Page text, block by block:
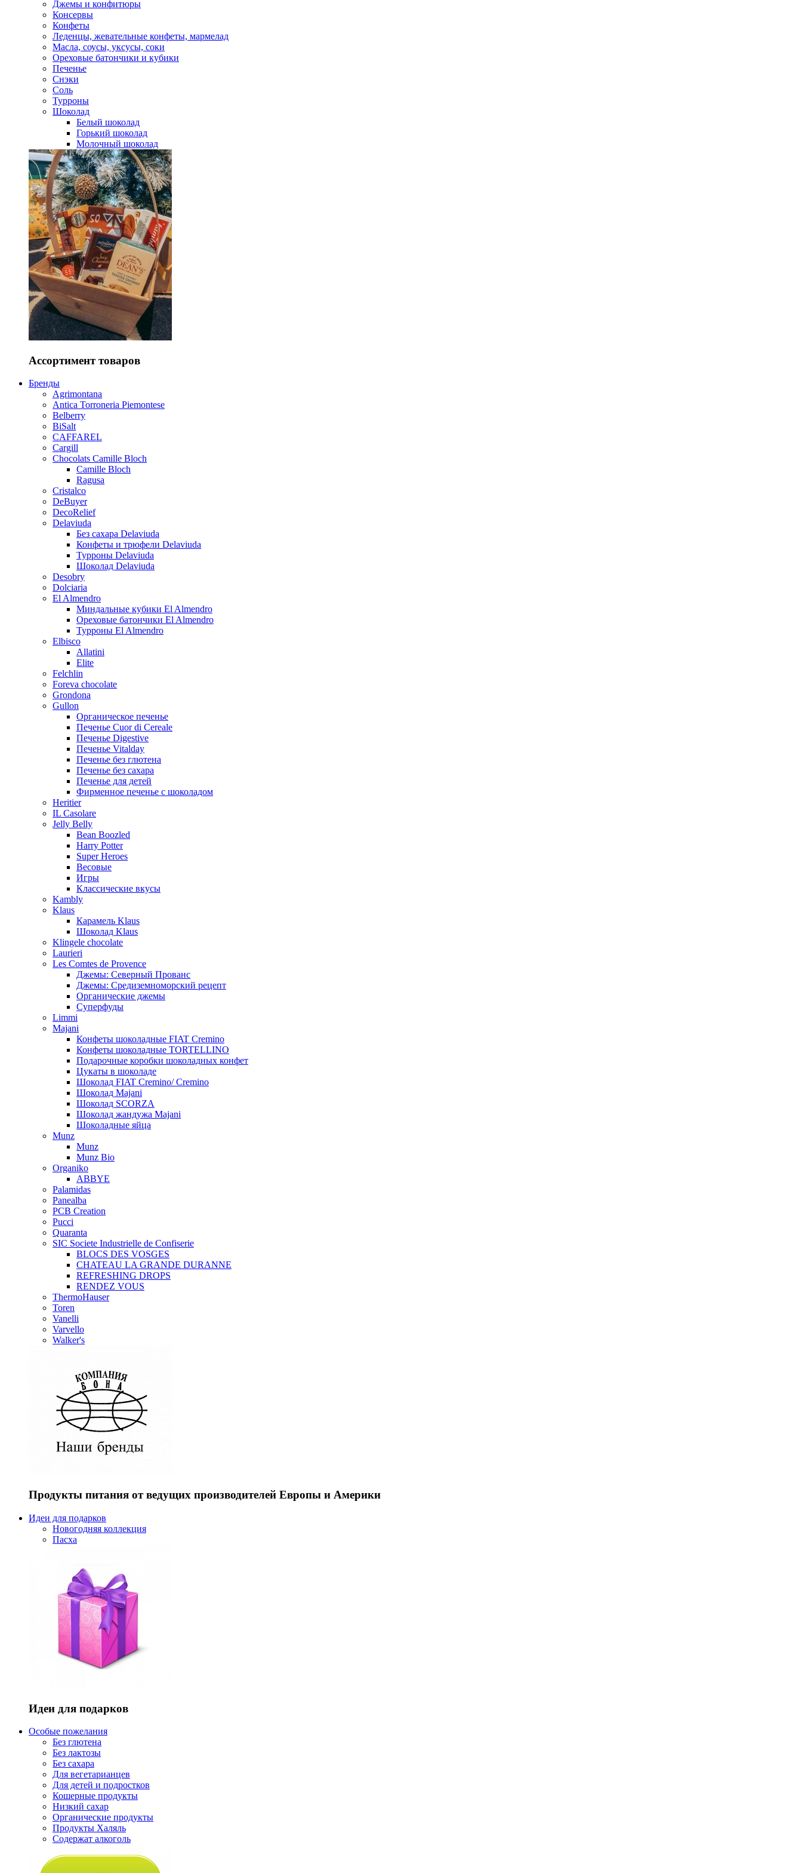
Джемы и конфитюры
Консервы
Конфеты
Леденцы, жевательные конфеты, мармелад
Масла, соусы, уксусы, соки
Ореховые батончики и кубики
Печенье
Снэки
Соль
Турроны
Шоколад
Белый шоколад
Горький шоколад
Молочный шоколад
Ассортимент товаров
Бренды
Agrimontana
Antica Torroneria Piemontese
Belberry
BiSalt
CAFFAREL
Cargill
Chocolats Camille Bloch
Camille Bloch
Ragusa
Cristalco
DeBuyer
DecoRelief
Delaviuda
Без сахара Delaviuda
Конфеты и трюфели Delaviuda
Турроны Delaviuda
Шоколад Delaviuda
Desobry
Dolciaria
El Almendro
Миндальные кубики El Almendro
Ореховые батончики El Almendro
Турроны El Almendro
Elbisco
Allatini
Elite
Felchlin
Foreva chocolate
Grondona
Gullon
Органическое печенье
Печенье Cuor di Cereale
Печенье Digestive
Печенье Vitalday
Печенье без глютена
Печенье без сахара
Печенье для детей
Фирменное печенье с шоколадом
Heritier
IL Casolare
Jelly Belly
Bean Boozled
Harry Potter
Super Heroes
Весовые
Игры
Классические вкусы
Kambly
Klaus
Карамель Klaus
Шоколад Klaus
Klingele chocolate
Laurieri
Les Comtes de Provence
Джемы: Северный Прованс
Джемы: Средиземноморский рецепт
Органические джемы
Суперфуды
Limmi
Majani
Конфеты шоколадные FIAT Cremino
Конфеты шоколадные TORTELLINO
Подарочные коробки шоколадных конфет
Цукаты в шоколаде
Шоколад FIAT Cremino/ Cremino
Шоколад Majani
Шоколад SCORZA
Шоколад жандужа Majani
Шоколадные яйца
Munz
Munz
Munz Bio
Organiko
ABBYE
Palamidas
Panealba
PCB Creation
Pucci
Quaranta
SIC Societe Industrielle de Confiserie
BLOCS DES VOSGES
CHATEAU LA GRANDE DURANNE
REFRESHING DROPS
RENDEZ VOUS
ThermoHauser
Toren
Vanelli
Varvello
Walker's
Продукты питания от ведущих производителей Европы и Америки
Идеи для подарков
Новогодняя коллекция
Пасха
Идеи для подарков
Особые пожелания
Без глютена
Без лактозы
Без сахара
Для вегетарианцев
Для детей и подростков
Кошерные продукты
Низкий сахар
Органические продукты
Продукты Халяль
Содержат алкоголь